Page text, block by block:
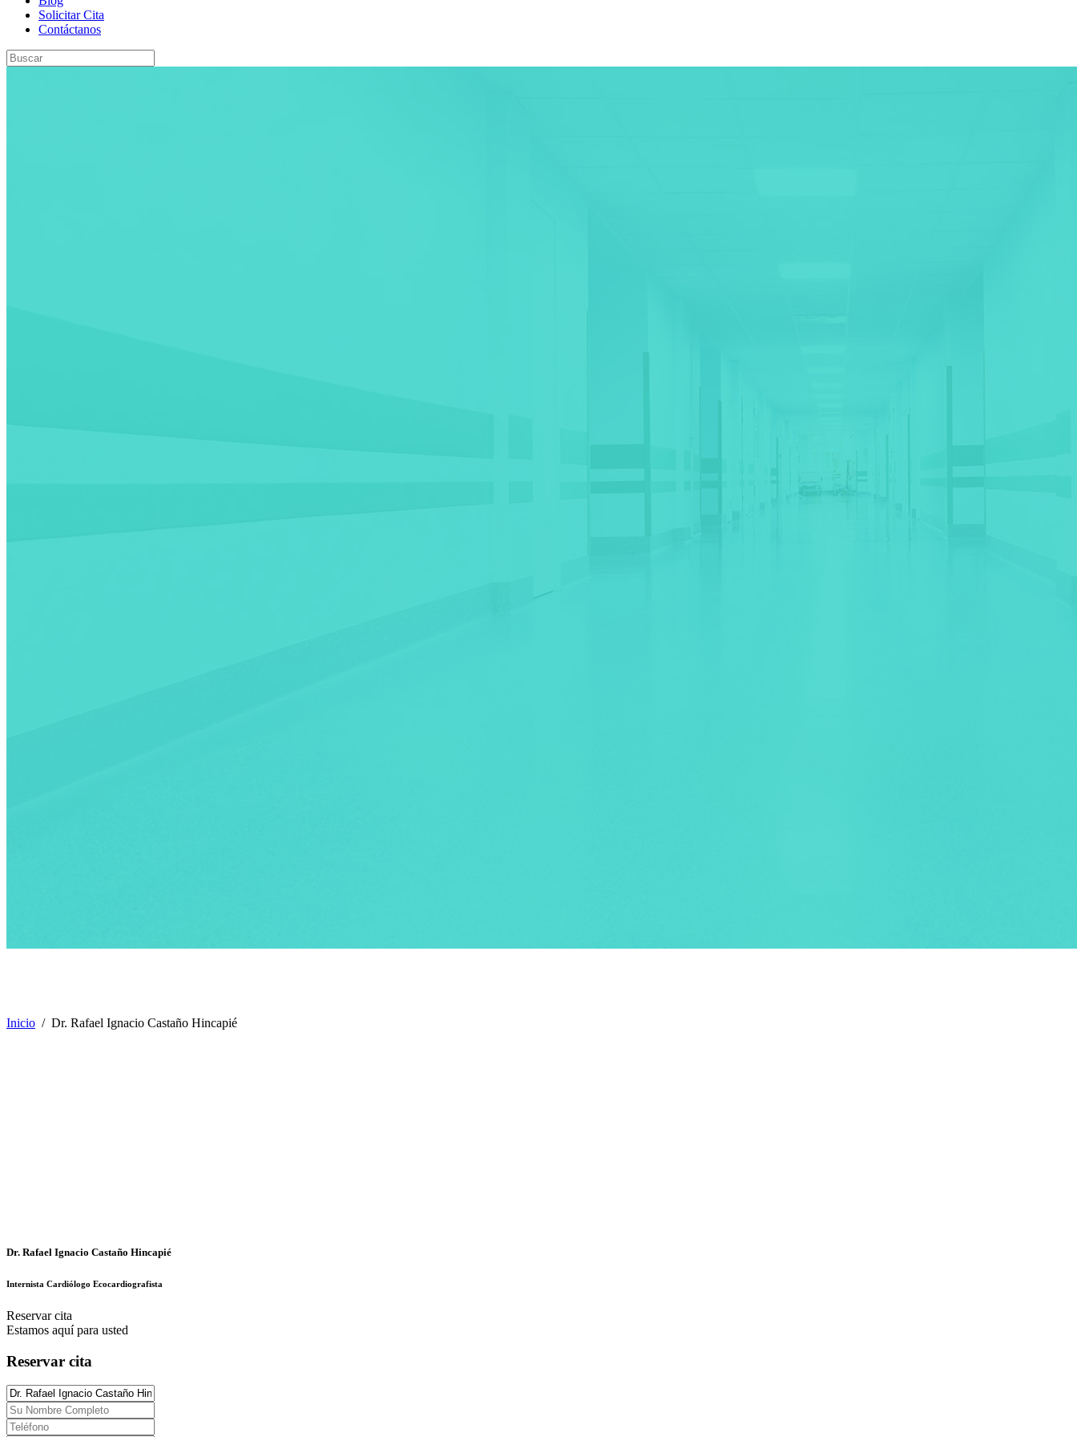
Solicitar Cita
Contáctanos
Inicio / Dr. Rafael Ignacio Castaño Hincapié
Dr. Rafael Ignacio Castaño Hincapié
Internista Cardiólogo Ecocardiografista
Reservar cita
Estamos aquí para usted
Reservar cita